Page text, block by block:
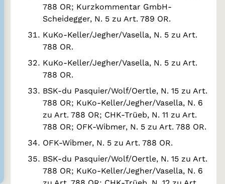
788 OR; Kurzkommentar GmbH-
Scheidegger, N. 5 zu Art. 789 OR.
KuKo-Keller/Jegher/Vasella, N. 5 zu Art.
788 OR.
KuKo-Keller/Jegher/Vasella, N. 5 zu Art.
788 OR.
BSK-du Pasquier/Wolf/Oertle, N. 15 zu Art.
788 OR; KuKo-Keller/Jegher/Vasella, N. 6
zu Art. 788 OR; CHK-Trüeb, N. 11 zu Art.
788 OR; OFK-Wibmer, N. 5 zu Art. 788 OR.
OFK-Wibmer, N. 5 zu Art. 788 OR.
BSK-du Pasquier/Wolf/Oertle, N. 15 zu Art.
788 OR; KuKo-Keller/Jegher/Vasella, N. 6